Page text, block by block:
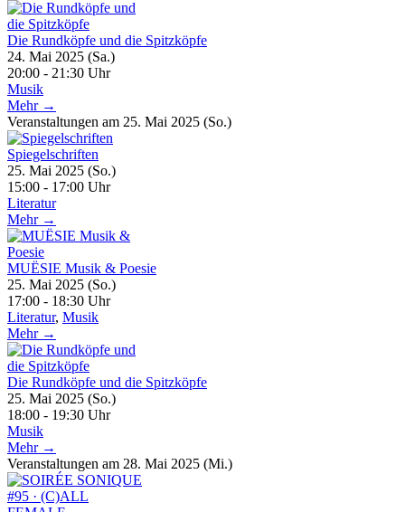
Die Rundköpfe und die Spitzköpfe
24. Mai 2025 (Sa.)
20:00 - 21:30 Uhr
Musik
Mehr →
Veranstaltungen am 25. Mai 2025 (So.)
Spiegelschriften
25. Mai 2025 (So.)
15:00 - 17:00 Uhr
Literatur
Mehr →
MUËSIE Musik & Poesie
25. Mai 2025 (So.)
17:00 - 18:30 Uhr
Literatur, Musik
Mehr →
Die Rundköpfe und die Spitzköpfe
25. Mai 2025 (So.)
18:00 - 19:30 Uhr
Musik
Mehr →
Veranstaltungen am 28. Mai 2025 (Mi.)